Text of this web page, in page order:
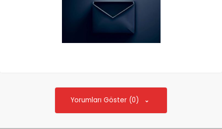
Yorumları Göster (0)